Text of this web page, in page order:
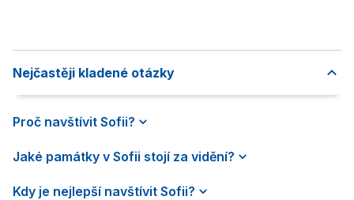
Nejčastěji kladené otázky
Proč navštívit Sofii?
Jaké památky v Sofii stojí za vidění?
Kdy je nejlepší navštívit Sofii?